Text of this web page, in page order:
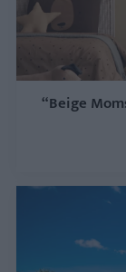
“Beige